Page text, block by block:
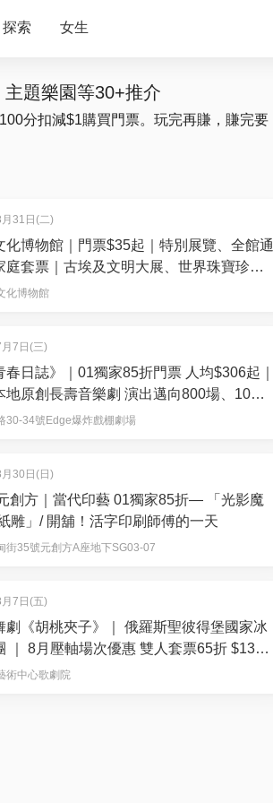
探索 女生
題樂園等30+推介
分扣減$1購買門票。玩完再賺，賺完要
31日(二)
化博物館｜門票$35起｜特別展覽、全館通
庭套票｜古埃及文明大展、世界珠寶珍藏
化博物館
7日(三)
春日誌》｜01獨家85折門票 人均$306起｜
地原創長壽音樂劇 演出邁向800場、10萬
爆炸戲棚劇場
30-34號Edge爆炸戲棚劇場
30日(日)
創方｜當代印藝 01獨家85折— 「光影魔
雕」/ 開舖！活字印刷師傅的一天
街35號元創方A座地下SG03-07
7日(五)
劇《胡桃夾子》｜ 俄羅斯聖彼得堡國家冰
｜ 8月壓軸場次優惠 雙人套票65折 $134
術中心歌劇院